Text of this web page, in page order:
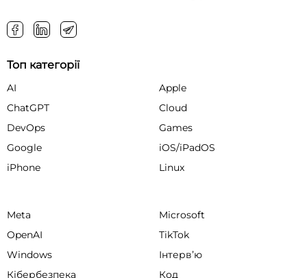
Топ категорії
AI
Apple
ChatGPT
Cloud
DevOps
Games
Google
iOS/iPadOS
iPhone
Linux
Meta
Microsoft
OpenAI
TikTok
Windows
Інтервʼю
Кібербезпека
Код